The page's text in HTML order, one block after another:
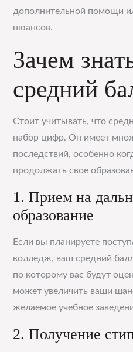
дополнительной помощи
нюансов.
Зачем
средний
Стоит учитывать, что
набор цифр. Он имеет
последствий, особенно
продолжать свое
1. Прием на
образование
Если вы планируете
колледж, ваш средний
по которому вас будут
может увеличить ваши
желаемое учебное
2. Получение